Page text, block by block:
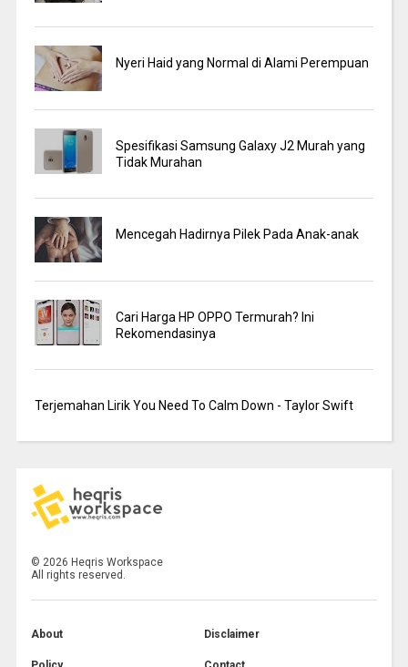
Nyeri Haid yang Normal di Alami Perempuan
Spesifikasi Samsung Galaxy J2 Murah yang
Tidak Murahan
Mencegah Hadirnya Pilek Pada Anak-anak
Cari Harga HP OPPO Termurah? Ini
Rekomendasinya
Terjemahan Lirik You Need To Calm Down - Taylor Swift
© 2026 Heqris Workspace
All rights reserved.
About Disclaimer